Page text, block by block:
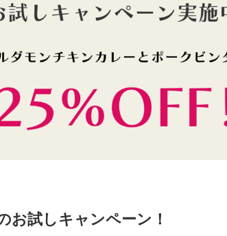
お試しキャンペーン！